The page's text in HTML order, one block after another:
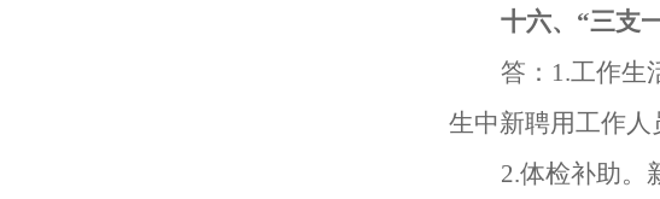
十六、 “三支
答： 1.工作生
生中新聘用工作人
2.体检补助。